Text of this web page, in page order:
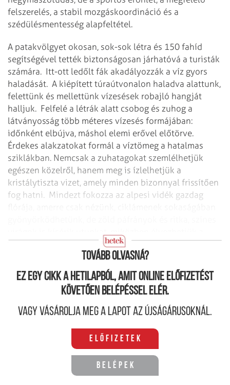
felszerelés, a stabil mozgáskoordináció és a
szédülésmentesség alapfeltétel.
A patakvölgyet okosan, sok-sok létra és 150 fahíd
segítségével tették biztonságosan járhatóvá a turisták
számára. Itt-ott ledőlt fák akadályozzák a víz gyors
haladását. A kiépített túraútvonalon haladva alattunk,
felettünk és mellettünk vízesések robajló hangját
halljuk. Felfelé a létrák alatt csobog és zuhog a
látványosság több méteres vízesés formájában:
időnként elbújva, máshol elemi erővel előtörve.
Érdekes alakzatokat formál a víztömeg a hatalmas
sziklákban. Nemcsak a zuhatagokat szemlélhetjük
egészen közelről, hanem meg is ízlelhetjük a
kristálytiszta vizet, amely minden bizonnyal frissítően
fog hatni. Mindezt fokozza az alpesi vidék gazdag
hegyvidék friss levegőjét is.
Tovább olvasná?
Ez egy cikk a hetilapból, amit online előfizetést
követően belépéssel elér.
Vagy vásárolja meg a lapot az újságárusoknál.
Előfizetek
Belépek